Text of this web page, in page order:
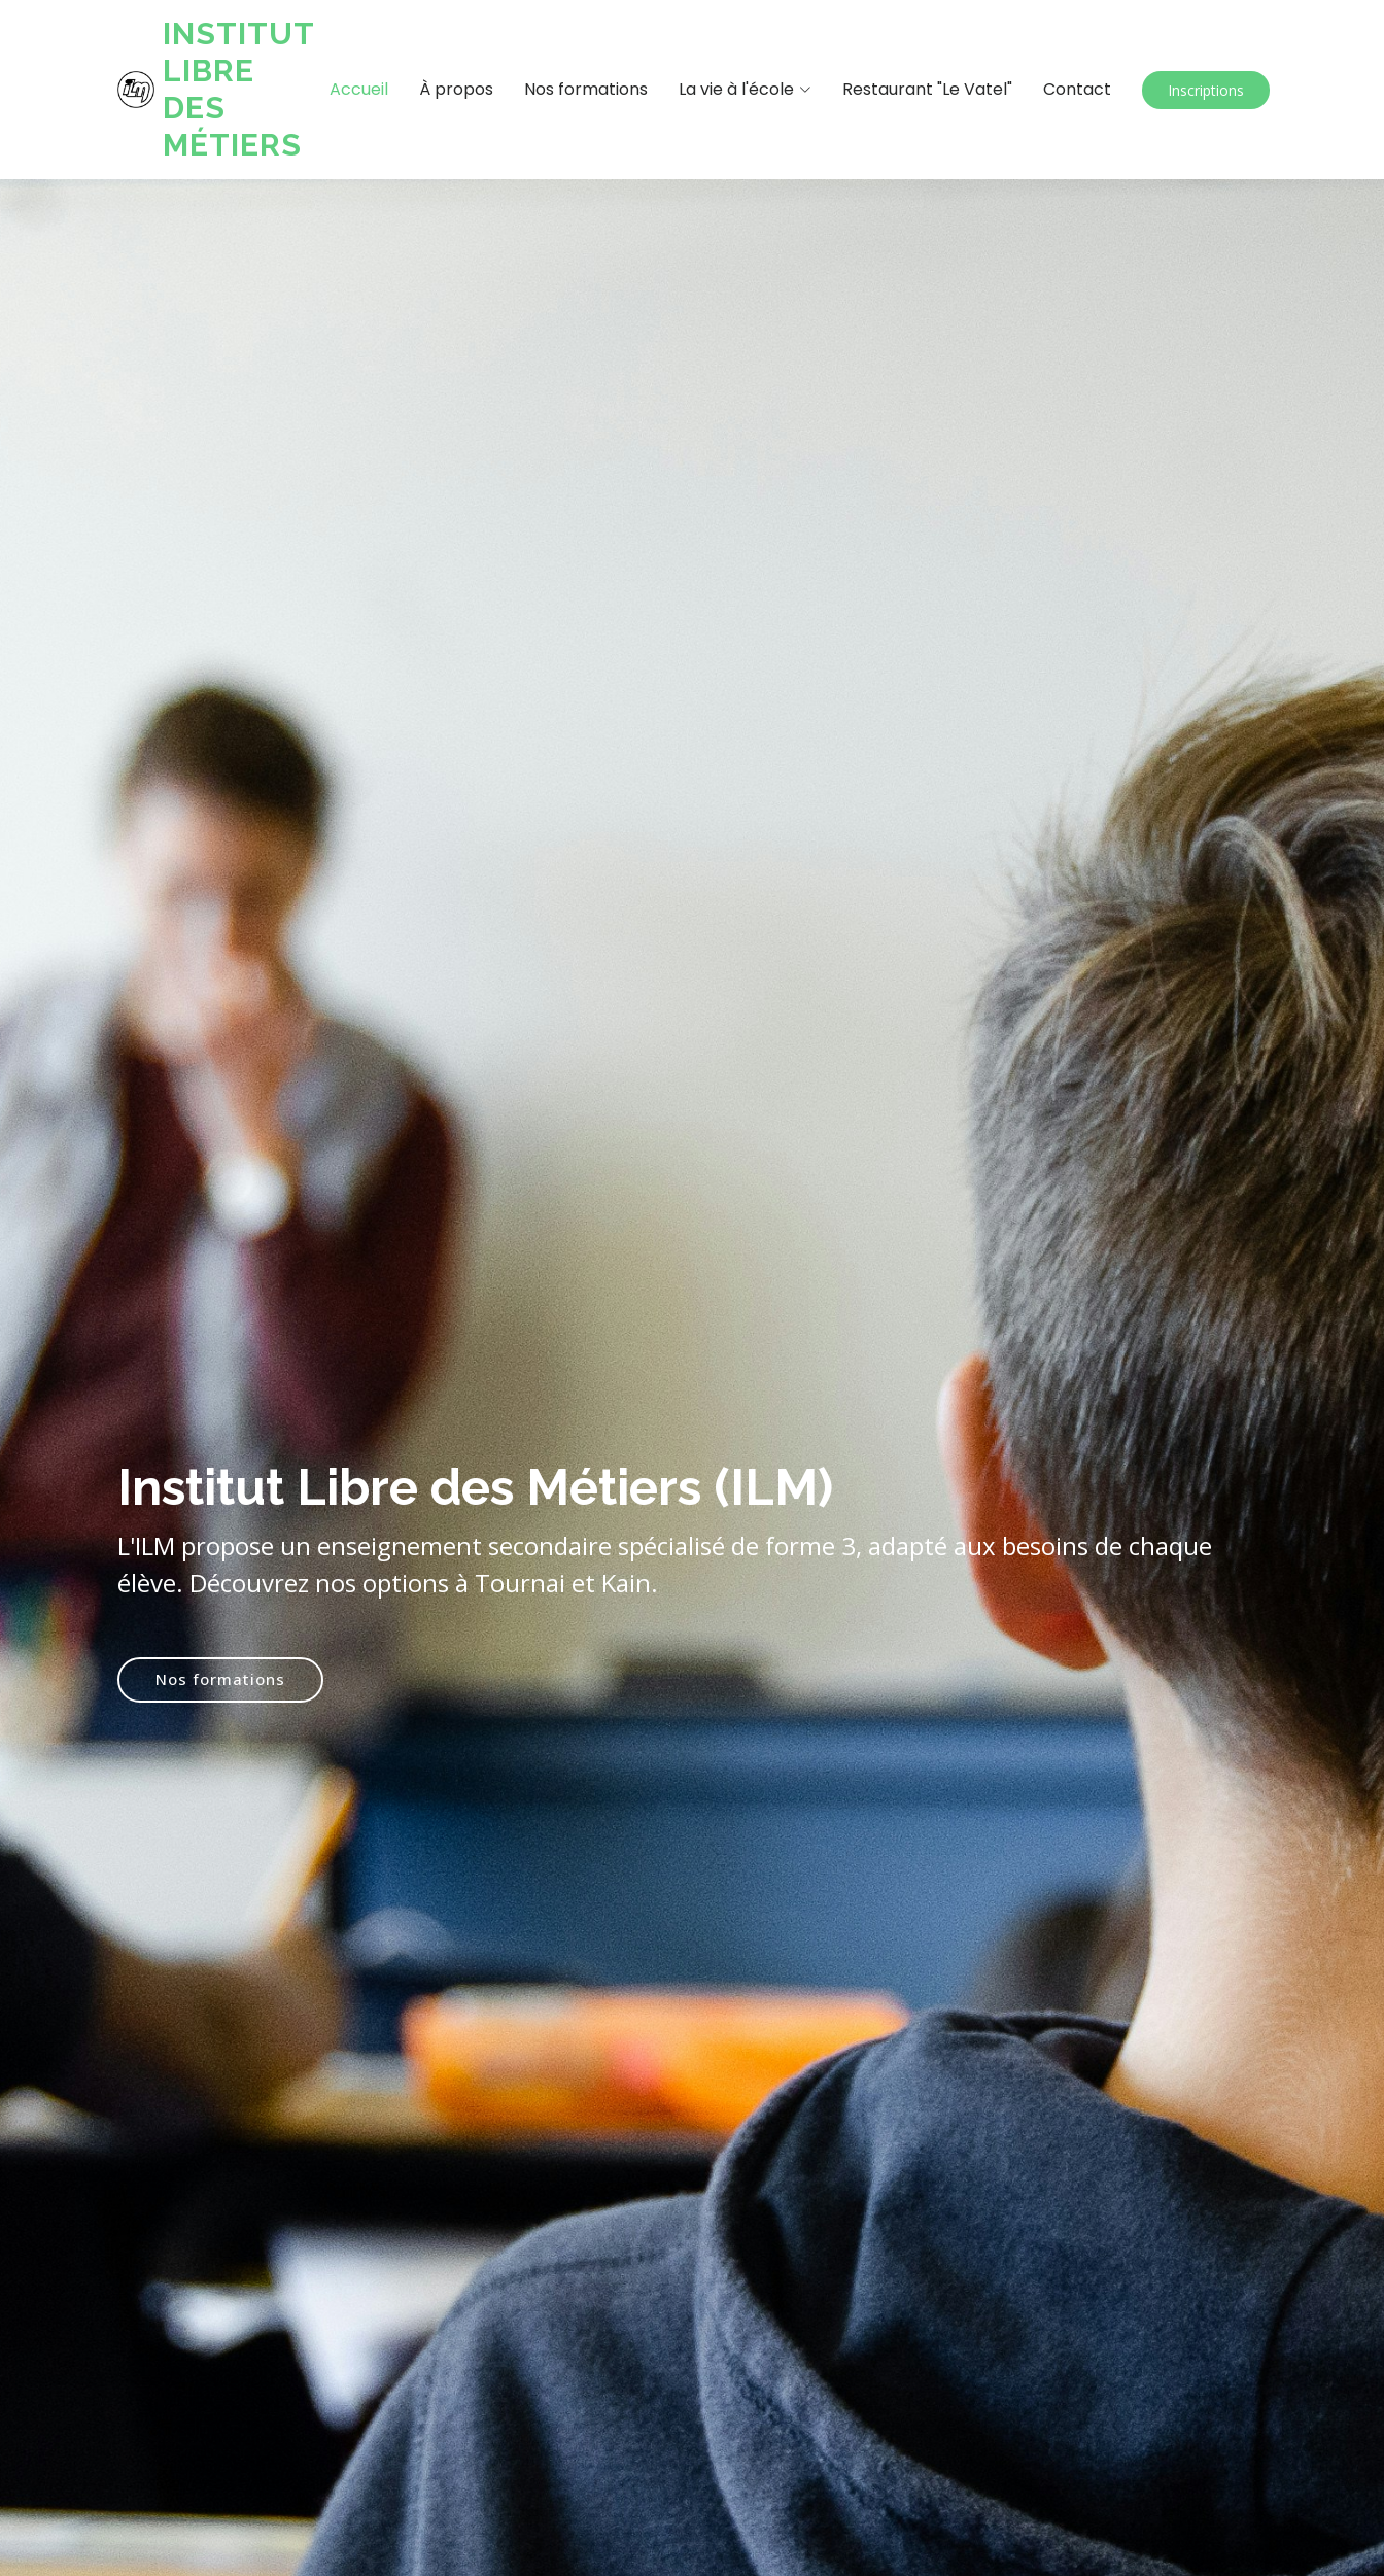
INSTITUT
LIBRE
DES
MÉTIERS
Accueil À propos Nos formations La vie à l'école Restaurant "Le Vatel" Contact Inscriptions
Institut Libre des Métiers (ILM)
L'ILM propose un enseignement secondaire spécialisé de forme 3, adapté aux besoins de chaque
élève. Découvrez nos options à Tournai et Kain.
Nos formations